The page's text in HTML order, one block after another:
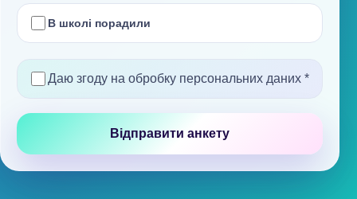
В школі порадили
Даю згоду на обробку персональних даних *
Відправити анкету